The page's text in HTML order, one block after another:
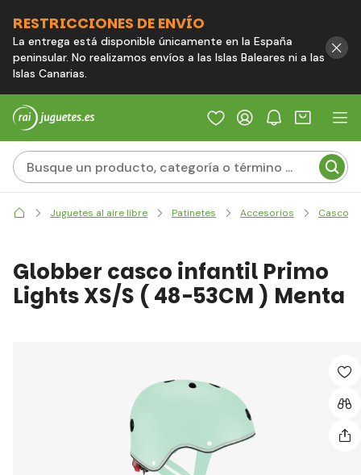
RESTRICCIONES DE ENVÍO
La entrega está disponible únicamente en la España
peninsular. No realizamos envíos a las Islas Baleares ni a las
Islas Canarias.
Juguetes al aire libre Patinetes Accesorios Cascos
Globber casco infantil Primo
Lights XS/S ( 48-53CM ) Menta